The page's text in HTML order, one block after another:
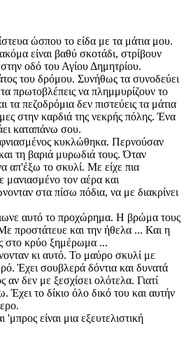
ώσπου το είδα με τα μάτια μου.
είναι βαθύ σκοτάδι, στρίβουν
οδό του Αγίου Δημητρίου.
του δρόμου. Συνήθως τα συνοδεύει
πρωτοβλέπεις να πλημμυρίζουν το
πεζοδρόμια δεν πιστεύεις τα μάτια
στην καρδιά της νεκρής πόλης. Ένα
καταπάνω σου.
κυκλώθηκα. Περνούσαν
τη βαριά μυρωδιά τους. Όταν
απ'έξω το σκυλί. Με είχε πια
μανιασμένο τον αέρα και
στα πίσω πόδια, να με διακρίνει
αυτό το προχώρημα. Η βρώμα τους
προστάτευε και την ήθελα ... Και η
στο κρύο ξημέρωμα ...
κι αυτό. Το μαύρο σκυλί με
Έχει σουβλερά δόντια και δυνατά
δεν με ξεσχίσει ολότελα. Γιατί
το δίκιο όλο δικό του και αυτήν
είναι μια εξευτελιστική